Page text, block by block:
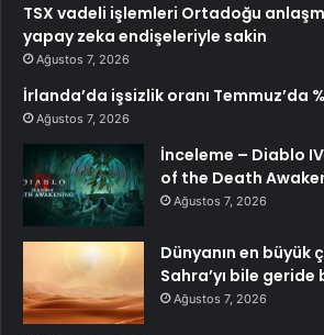
TSX vadeli işlemleri Ortadoğu
yapay zeka endişeleriyle sakin
Ağustos 7, 2026
İrlanda’da işsizlik oranı Temmuz’da
Ağustos 7, 2026
İnceleme – Diablo
of the Death
Ağustos 7, 2026
Dünyanın en büyük
Sahra’yı bile geride
Ağustos 7, 2026